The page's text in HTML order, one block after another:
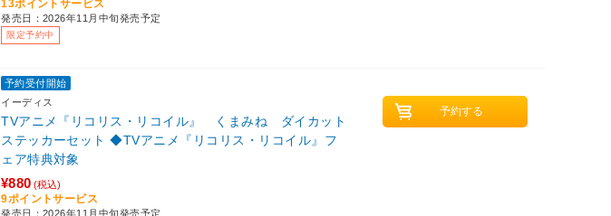
13ポイントサービス
発売日：2026年11月中旬発売予定
限定予約中
予約受付開始
イーディス
TVアニメ『リコリス・リコイル』 くまみね ダイカット
ステッカーセット ◆TVアニメ『リコリス・リコイル』フ
ェア特典対象
¥880 (税込)
9ポイントサービス
発売日：2026年11月中旬発売予定